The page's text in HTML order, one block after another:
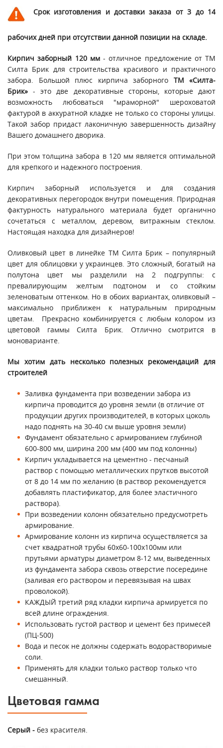
Срок изготовления и доставки заказа от 3 до 14
рабочих дней при отсутствии данной позиции на складе.
Кирпич заборный 120 мм- отличное предложение от ТМ
Силта Брик для строительства красивого и практичного
забора. Большой плюс кирпича заборного ТМ «Силта-
Брик»- это две декоративные стороны, которые дают
возможность любоваться "мраморной" шероховатой
фактурой в аккуратной кладке не только со стороны улицы.
Такой забор придаст лаконичную завершенность дизайну
Вашего домашнего дворика.
При этом толщина забора в 120 мм является оптимальной
для крепкого и надежного построения.
Кирпич заборный используется и для создания
декоративных перегородок внутри помещения. Природная
фактурность натурального материала будет органично
сочетаться с металлом, деревом, витражным стеклом.
Настоящая находка для дизайнеров!
Оливковый цвет в линейке ТМ Силта Брик – популярный
цвет для облицовки у украинцев. Это сложный, богатый на
полутона цвет мы разделили на 2 подгруппы: с
превалирующим желтым подтоном и со стойким
зеленоватым оттенком. Но в обоих вариантах, оливковый –
максимально приближен к натуральным природным
цветам. Прекрасно комбинируется с любым колором из
цветовой гаммы Силта Брик. Отлично смотрится в
моноварианте.
Мы хотим дать несколько полезных рекомендаций для
строителей
Заливка фундамента при возведении забора из
кирпича проводится до уровня земли (в отличие от
продукции других производителей, в которых цоколь
надо поднять на 30-40 см выше уровня земли)
Фундамент обязательно с армированием глубиной
600-800 мм, ширина 200 мм (400 мм под колонны)
Кирпич укладывается на цементно - песчаный
раствор с помощью металлических прутков высотой
от 8 до 14 мм по желанию (в раствор рекомендуется
добавлять пластификатор, для более эластичного
раствора).
При возведении колонн обязательно предусмотреть
армирование.
Армирование колонн из кирпича осуществляется за
счет квадратной трубы 60х60-100х100мм или
прутьями арматуры диаметром 8-12 мм, выведенных
из фундамента забора сквозь отверстие посередине
(заливая его раствором и перевязывая на швах
проволокой).
КАЖДЫЙ третий ряд кладки кирпича армируется по
всей длине ограждения.
Использовать густой раствор и цемент без примесей
(ПЦ-500)
Вода и песок не должны содержать водорастворимые
соли.
Применять для кладки только раствор только что
смешанный.
Цветовая гамма
Серый - без красителя.